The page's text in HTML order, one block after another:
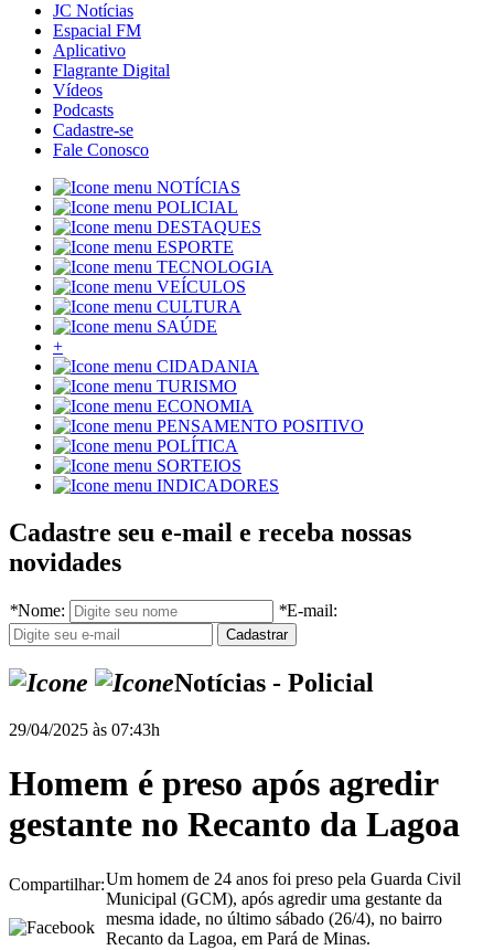
JC Notícias
Espacial FM
Aplicativo
Flagrante Digital
Vídeos
Podcasts
Cadastre-se
Fale Conosco
NOTÍCIAS
POLICIAL
DESTAQUES
ESPORTE
TECNOLOGIA
VEÍCULOS
CULTURA
SAÚDE
+
CIDADANIA
TURISMO
ECONOMIA
PENSAMENTO POSITIVO
POLÍTICA
SORTEIOS
INDICADORES
Cadastre seu e-mail e receba nossas
novidades
*Nome: *E-mail:
Notícias - Policial
29/04/2025 às 07:43h
Homem é preso após agredir
gestante no Recanto da Lagoa
Compartilhar:Um homem de 24 anos foi preso pela Guarda Civil
Municipal (GCM), após agredir uma gestante da
mesma idade, no último sábado (26/4), no bairro
Recanto da Lagoa, em Pará de Minas.